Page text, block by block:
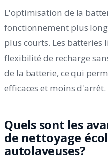
L'optimisation de la
fonctionnement plus
plus courts. Les
flexibilité de recharge
de la batterie, ce qui
efficaces et moins d'arrêt.
Quels sont les
de nettoyage
autolaveuses?